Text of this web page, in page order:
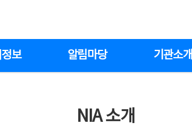
보 알림마당 기관소개
NIA 소개